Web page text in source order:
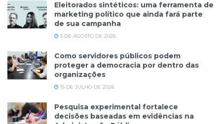
Eleitorados sintéticos: uma ferramenta de
marketing político que ainda fará parte
de sua campanha
3 DE AGOSTO DE 2026
Como servidores públicos podem
proteger a democracia por dentro das
organizações
15 DE JULHO DE 2026
Pesquisa experimental fortalece
decisões baseadas em evidências na